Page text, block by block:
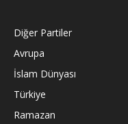
Diğer Partiler
Avrupa
İslam Dünyası
Türkiye
Ramazan